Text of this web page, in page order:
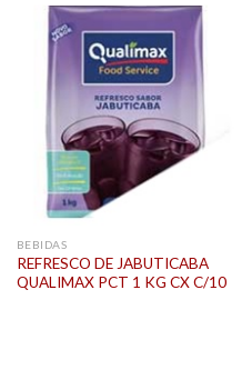
BEBIDAS
REFRESCO DE JABUTICABA
QUALIMAX PCT 1 KG CX C/10